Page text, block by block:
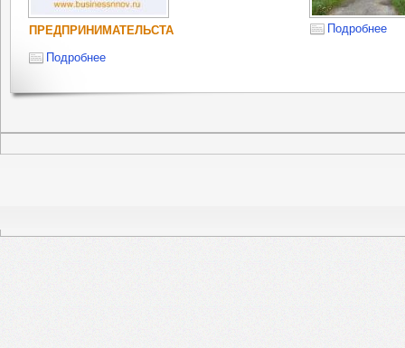
ПРЕДПРИНИМАТЕЛЬСТА
Подробнее
Подробнее